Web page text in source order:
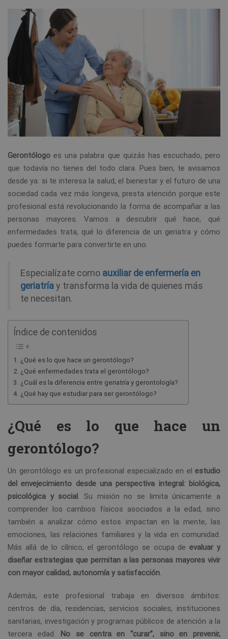
Gerontólogo es una palabra que quizás has escuchado, pero
que todavía no tienes del todo clara. Pues bien, te avisamos
desde ya: si te interesa la salud, el bienestar y el futuro de una
sociedad cada vez más longeva, presta atención porque este
profesional está revolucionando la forma de acompañar a las
personas mayores. Vamos a descubrir qué hace, qué
enfermedades trata, qué lo diferencia de un geriatra y cómo
puedes formarte para convertirte en uno.
Especialízate como auxiliar de enfermería en
geriatríay transforma la vida de quienes más
te necesitan.
Índice de contenidos
¿Qué es lo que hace un gerontólogo?
¿Qué enfermedades trata el gerontólogo?
¿Cuál es la diferencia entre geriatría y gerontología?
¿Qué hay que estudiar para ser gerontólogo?
¿Qué es lo que hace un
gerontólogo?
Un gerontólogo es un profesional especializado en el estudio
del envejecimiento desde una perspectiva integral: biológica,
psicológica y social. Su misión no se limita únicamente a
comprender los cambios físicos asociados a la edad, sino
también a analizar cómo estos impactan en la mente, las
emociones, las relaciones familiares y la vida en comunidad.
Más allá de lo clínico, el gerontólogo se ocupa deevaluar y
diseñar estrategias que permitan a las personas mayores vivir
con mayor calidad, autonomía y satisfacción.
Además, este profesional trabaja en diversos ámbitos:
centros de día, residencias, servicios sociales, instituciones
sanitarias, investigación y programas públicos de atención a la
tercera edad. No se centra en “curar”, sino en prevenir,